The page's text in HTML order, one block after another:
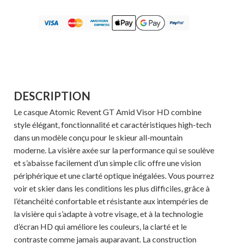
DESCRIPTION
Le casque Atomic Revent GT Amid Visor HD combine
style élégant, fonctionnalité et caractéristiques high-tech
dans un modèle conçu pour le skieur all-mountain
moderne. La visière axée sur la performance qui se soulève
et s’abaisse facilement d’un simple clic offre une vision
périphérique et une clarté optique inégalées. Vous pourrez
voir et skier dans les conditions les plus difficiles, grâce à
l’étanchéité confortable et résistante aux intempéries de
la visière qui s’adapte à votre visage, et à la technologie
d’écran HD qui améliore les couleurs, la clarté et le
contraste comme jamais auparavant. La construction